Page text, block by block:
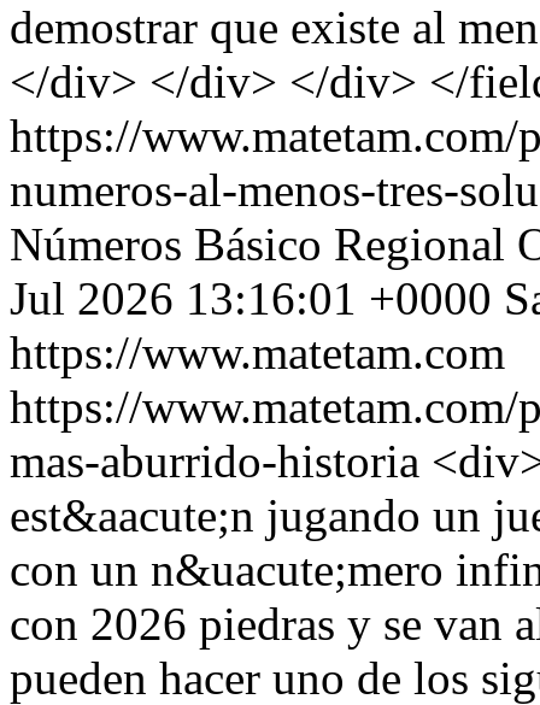
demostrar que existe al
</div> </div> </div> </
https://www.matetam.com/
numeros-al-menos-tres-
Números Básico Regional
Jul 2026 13:16:01 +0000
https://www.matetam.com
https://
mas-aburrido-historia
est&aacute;n jugando un
con un n&uacute;mero
con 2026 piedras y se van
pueden hacer uno de los